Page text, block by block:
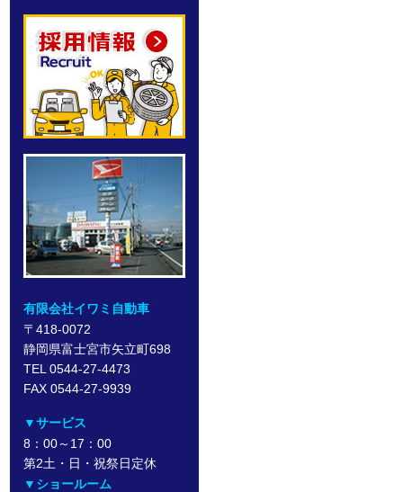
有限会社イワミ自動車
〒418-0072
静岡県富士宮市矢立町698
TEL 0544-27-4473
FAX 0544-27-9939
▼サービス
8：00～17：00
第2土・日・祝祭日定休
▼ショールーム